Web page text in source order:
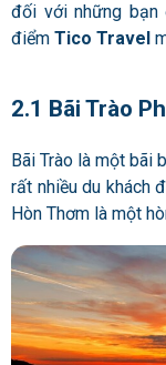
đối với những
điểm Tico Travel
2.1 Bãi Trào
Bãi Trào là một bãi
rất nhiều du khách
Hòn Thơm là một